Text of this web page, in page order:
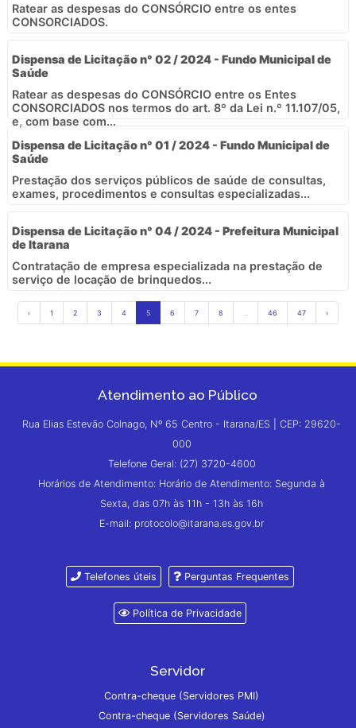
Ratear as despesas do CONSÓRCIO entre os entes
CONSORCIADOS.
Dispensa de Licitação n° 02 / 2024 - Fundo Municipal de
Saúde
Ratear as despesas do CONSÓRCIO entre os Entes
CONSORCIADOS nos termos do art. 8º da Lei n.º 11.107/05,
e, com base com...
Dispensa de Licitação n° 01 / 2024 - Fundo Municipal de
Saúde
Prestação dos serviços públicos de saúde de consultas,
exames, procedimentos e consultas especializadas...
Dispensa de Licitação n° 04 / 2024 - Prefeitura Municipal
de Itarana
Contratação de empresa especializada na prestação de
serviço de locação de brinquedos...
‹ 1 2 3 4 5 6 7 8 46 47 ›
Atendimento ao Público
Rua Elias Estevão Colnago, Nº 65 Centro - Itarana/ES | CEP: 29620-
000
Telefone Geral: (27) 3720-4600
Horários de Atendimento: Horário de Atendimento: Segunda à
Sexta, das 07h às 11h - 13h às 16h
E-mail: protocolo@itarana.es.gov.br
Telefones úteis Perguntas Frequentes
Política de Privacidade
Servidor
Contra-cheque (Servidores PMI)
Contra-cheque (Servidores Saúde)